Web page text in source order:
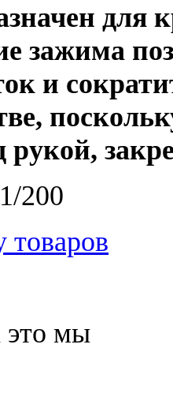
для
зажима
и
рукой,
200
товаров
это мы